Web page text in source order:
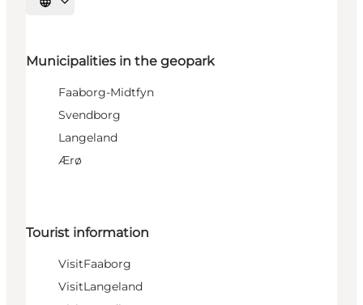
Select language
Municipalities in the geopark
Faaborg-Midtfyn
Svendborg
Langeland
Ærø
Tourist information
VisitFaaborg
VisitLangeland